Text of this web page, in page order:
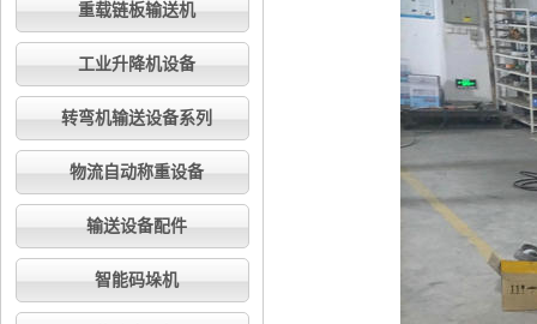
重载链板输送机
工业升降机设备
转弯机输送设备系列
物流自动称重设备
输送设备配件
智能码垛机